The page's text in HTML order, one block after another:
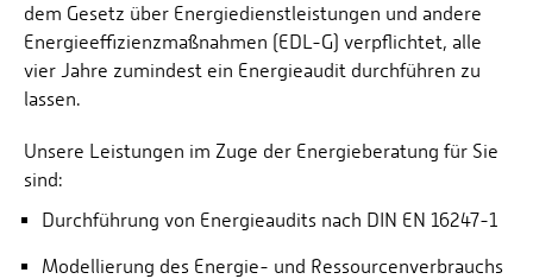
dem Gesetz über Energiedienstleistungen und andere
Energieeffizienzmaßnahmen (EDL-G) verpflichtet, alle
vier Jahre zumindest ein Energieaudit durchführen zu
lassen.
Unsere Leistungen im Zuge der Energieberatung für Sie
sind:
Durchführung von Energieaudits nach DIN EN 16247-1
Modellierung des Energie- und Ressourcenverbrauchs